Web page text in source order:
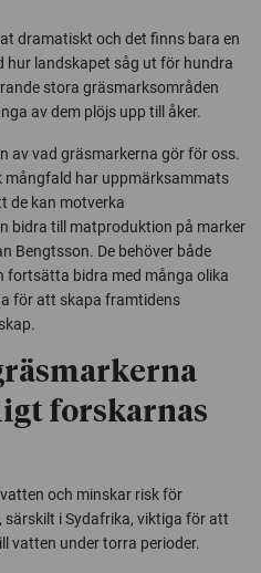
dramatiskt och det finns bara en
hur landskapet såg ut för hundra
stora gräsmarksområden
av dem plöjs upp till åker.
av vad gräsmarkerna gör för oss.
mångfald har uppmärksammats
de kan motverka
bidra till matproduktion på marker
Bengtsson. De behöver både
fortsätta bidra med många olika
för att skapa framtidens
forskarnas
och minskar risk för
särskilt i Sydafrika, viktiga för att
vatten under torra perioder.